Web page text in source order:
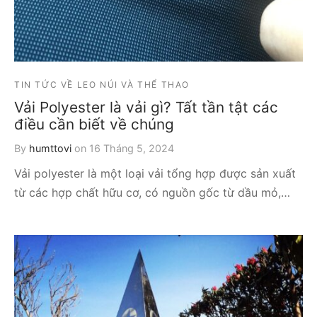
TIN TỨC VỀ LEO NÚI VÀ THỂ THAO
Vải Polyester là vải gì? Tất tần tật các
điều cần biết về chúng
By humttovi on 16 Tháng 5, 2024
Vải polyester là một loại vải tổng hợp được sản xuất
từ các hợp chất hữu cơ, có nguồn gốc từ dầu mỏ,…